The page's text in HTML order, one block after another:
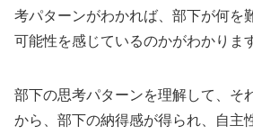
考パターンがわかれば、部下が何を
可能性を感じているのかがわかりま
部下の思考パターンを理解して、そ
から、部下の納得感が得られ、自主